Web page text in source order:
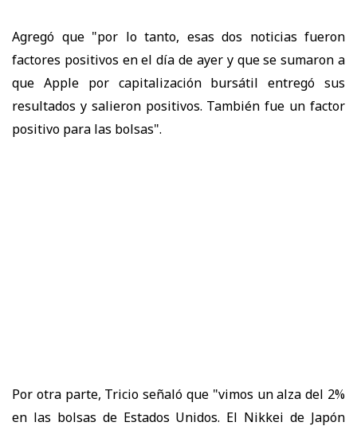
Agregó que "por lo tanto, esas dos noticias fueron
factores positivos en el día de ayer y que se sumaron a
que Apple por capitalización bursátil entregó sus
resultados y salieron positivos. También fue un factor
positivo para las bolsas".
Por otra parte, Tricio señaló que "vimos un alza del 2%
en las bolsas de Estados Unidos. El Nikkei de Japón